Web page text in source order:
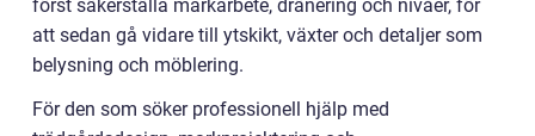
först säkerställa markarbete, dränering och nivåer, för
att sedan gå vidare till ytskikt, växter och detaljer som
belysning och möblering.
För den som söker professionell hjälp med